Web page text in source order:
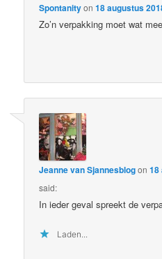
Spontanityon18 augustus
Zo’n verpakking moet wat
Jeanne van Sjannesblogon18
said:
In ieder geval spreekt de
Laden...